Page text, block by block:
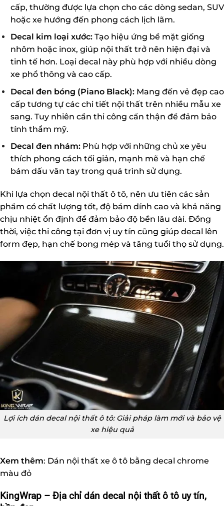
cấp, thường được lựa chọn cho các dòng sedan, SUV
hoặc xe hướng đến phong cách lịch lãm.
Decal kim loại xước:Tạo hiệu ứng bề mặt giống
nhôm hoặc inox, giúp nội thất trở nên hiện đại và
tinh tế hơn. Loại decal này phù hợp với nhiều dòng
xe phổ thông và cao cấp.
Decal đen bóng (Piano Black):Mang đến vẻ đẹp cao
cấp tương tự các chi tiết nội thất trên nhiều mẫu xe
sang. Tuy nhiên cần thi công cẩn thận để đảm bảo
tính thẩm mỹ.
Decal đen nhám:Phù hợp với những chủ xe yêu
thích phong cách tối giản, mạnh mẽ và hạn chế
bám dấu vân tay trong quá trình sử dụng.
Khi lựa chọn decal nội thất ô tô, nên ưu tiên các sản
phẩm có chất lượng tốt, độ bám dính cao và khả năng
chịu nhiệt ổn định để đảm bảo độ bền lâu dài. Đồng
thời, việc thi công tại đơn vị uy tín cũng giúp decal lên
form đẹp, hạn chế bong mép và tăng tuổi thọ sử dụng.
Lợi ích dán decal nội thất ô tô: Giải pháp làm mới và bảo vệ
xe hiệu quả
Xem thêm: Dán nội thất xe ô tô bằng decal chrome
màu đỏ
KingWrap – Địa chỉ dán decal nội thất ô tô uy tín,